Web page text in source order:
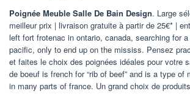
Poignée Meuble Salle De Bain Design. Large
meilleur prix | livraison gratuite à partir de 25€* |
left fort frotenac in ontario, canada, searching for
pacific, only to end up on the mississ. Pensez
et faites le choix des poignées idéales pour votre
de boeuf is french for “rib of beef” and is a type of
in many parts of france. Un grand choix de